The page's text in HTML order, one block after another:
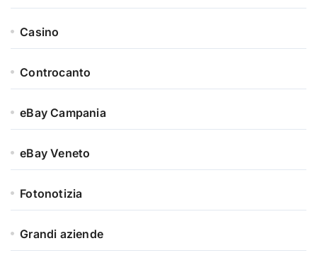
Casino
Controcanto
eBay Campania
eBay Veneto
Fotonotizia
Grandi aziende